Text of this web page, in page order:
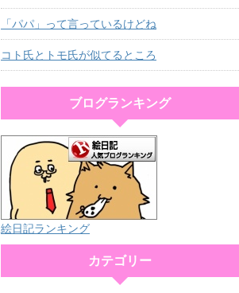
「パパ」って言っているけどね
コト氏とトモ氏が似てるところ
ブログランキング
絵日記ランキング
カテゴリー